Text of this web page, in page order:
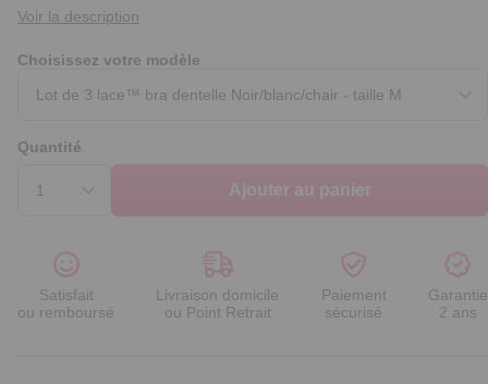
Voir la description
Choisissez votre modèle
Quantité
Ajouter au panier
Satisfait
ou remboursé
Livraison domicile
ou Point Retrait
Paiement
sécurisé
Garantie
2 ans